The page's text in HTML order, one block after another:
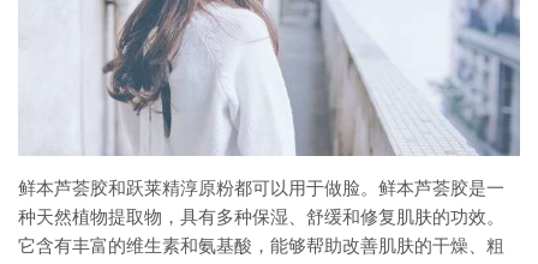
鲜本芦荟胶和跃莱精淳原粉都可以用于做脸。鲜本芦荟胶是一
种天然植物提取物，具有多种保湿、舒缓和修复肌肤的功效。
它含有丰富的维生素和氨基酸，能够帮助改善肌肤的干燥、粗